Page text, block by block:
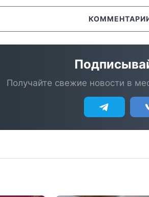
Получайте свежие новости в